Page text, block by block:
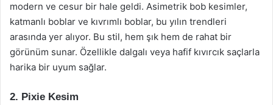
modern ve cesur bir hale geldi. Asimetrik bob kesimler,
katmanlı boblar ve kıvrımlı boblar, bu yılın trendleri
arasında yer alıyor. Bu stil, hem şık hem de rahat bir
görünüm sunar. Özellikle dalgalı veya hafif kıvırcık saçlarla
harika bir uyum sağlar.
2. Pixie Kesim